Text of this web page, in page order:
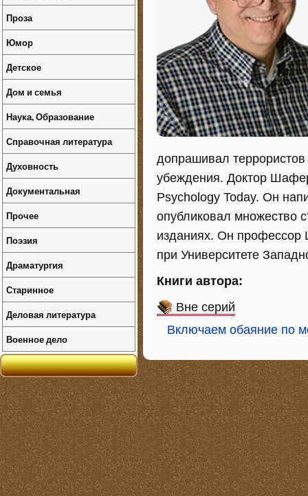
допрашивал террористов
убеждения. Доктор
Psychology Today. Он
опубликовал множество
изданиях. Он профессор
при Университете
Книги автора:
Вне серий
Включаем обаяние по
Проза
Юмор
Детское
Дом и семья
Наука, Образование
Справочная литература
Духовность
Документальная
Прочее
Поэзия
Драматургия
Старинное
Деловая литература
Военное дело